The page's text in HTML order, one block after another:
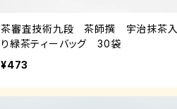
茶審査技術九段 茶師撰 宇治抹茶入
り緑茶ティーバッグ 30袋
¥473